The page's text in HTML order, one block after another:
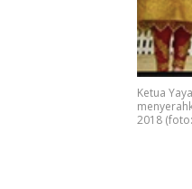
Ketua
2018